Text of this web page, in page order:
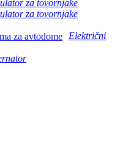
za tovornjake
za tovornjake
Električni